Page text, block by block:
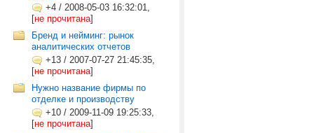
+4 / 2008-05-03 16:32:01,
[не прочитана]
Бренд и нейминг: рынок
аналитических отчетов
+13 / 2007-07-27 21:45:35,
[не прочитана]
Нужно название фирмы по
отделке и производству
+10 / 2009-11-09 19:25:33,
[не прочитана]